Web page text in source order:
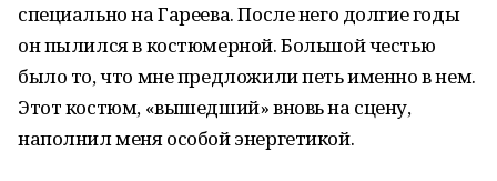
специально на Гареева. После него долгие годы
он пылился в костюмерной. Большой честью
было то, что мне предложили петь именно в нем.
Этот костюм, «вышедший» вновь на сцену,
наполнил меня особой энергетикой.